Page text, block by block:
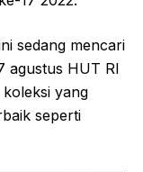
sedang mencari
agustus HUT RI
yang
seperti